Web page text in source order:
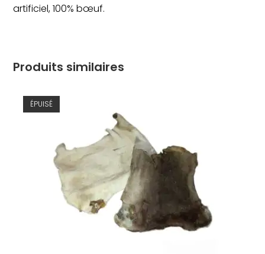
artificiel, 100% bœuf.
Produits similaires
ÉPUISÉ